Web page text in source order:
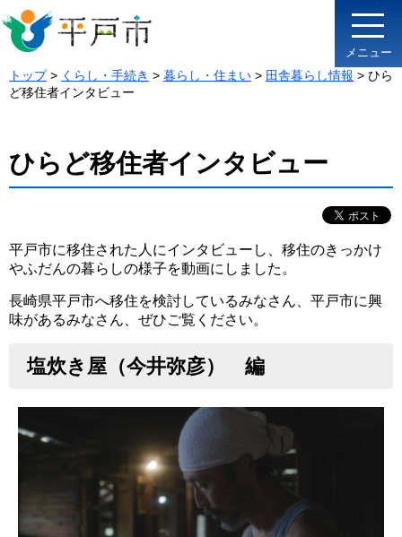
メニュー
トップ> くらし・手続き > 暮らし・住まい > 田舎暮らし情報 > ひら
ど移住者インタビュー
ひらど移住者インタビュー
平戸市に移住された人にインタビューし、移住のきっかけ
やふだんの暮らしの様子を動画にしました。
長崎県平戸市へ移住を検討しているみなさん、平戸市に興
味があるみなさん、ぜひご覧ください。
塩炊き屋（今井弥彦） 編